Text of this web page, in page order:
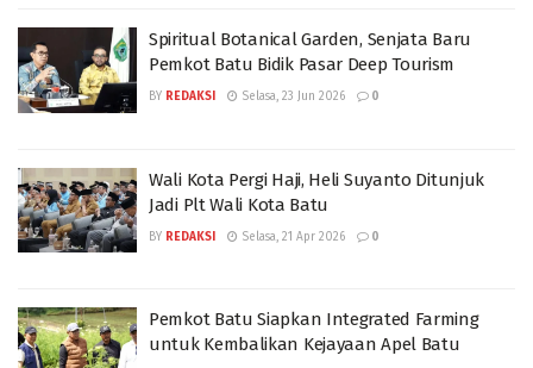
Spiritual Botanical Garden, Senjata Baru
Pemkot Batu Bidik Pasar Deep Tourism
BY REDAKSI Selasa, 23 Jun 2026 0
Wali Kota Pergi Haji, Heli Suyanto Ditunjuk
Jadi Plt Wali Kota Batu
BY REDAKSI Selasa, 21 Apr 2026 0
Pemkot Batu Siapkan Integrated Farming
untuk Kembalikan Kejayaan Apel Batu